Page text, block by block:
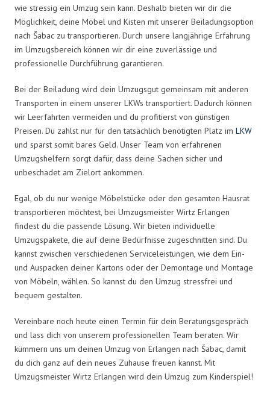
wie stressig ein Umzug sein kann. Deshalb bieten wir dir die
Möglichkeit, deine Möbel und Kisten mit unserer Beiladungsoption
nach Šabac zu transportieren. Durch unsere langjährige Erfahrung
im Umzugsbereich können wir dir eine zuverlässige und
professionelle Durchführung garantieren.
Bei der Beiladung wird dein Umzugsgut gemeinsam mit anderen
Transporten in einem unserer LKWs transportiert. Dadurch können
wir Leerfahrten vermeiden und du profitierst von günstigen
Preisen. Du zahlst nur für den tatsächlich benötigten Platz im LKW
und sparst somit bares Geld. Unser Team von erfahrenen
Umzugshelfern sorgt dafür, dass deine Sachen sicher und
unbeschadet am Zielort ankommen.
Egal, ob du nur wenige Möbelstücke oder den gesamten Hausrat
transportieren möchtest, bei Umzugsmeister Wirtz Erlangen
findest du die passende Lösung. Wir bieten individuelle
Umzugspakete, die auf deine Bedürfnisse zugeschnitten sind. Du
kannst zwischen verschiedenen Serviceleistungen, wie dem Ein-
und Auspacken deiner Kartons oder der Demontage und Montage
von Möbeln, wählen. So kannst du den Umzug stressfrei und
bequem gestalten.
Vereinbare noch heute einen Termin für dein Beratungsgespräch
und lass dich von unserem professionellen Team beraten. Wir
kümmern uns um deinen Umzug von Erlangen nach Šabac, damit
du dich ganz auf dein neues Zuhause freuen kannst. Mit
Umzugsmeister Wirtz Erlangen wird dein Umzug zum Kinderspiel!